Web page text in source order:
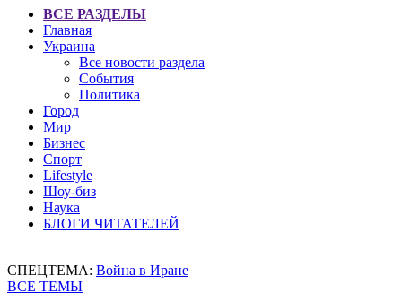
ВСЕ РАЗДЕЛЫ
Главная
Украина
Все новости раздела
События
Политика
Город
Мир
Бизнес
Спорт
Lifestyle
Шоу-биз
Наука
БЛОГИ ЧИТАТЕЛЕЙ
СПЕЦТЕМА: Война в Иране
ВСЕ ТЕМЫ